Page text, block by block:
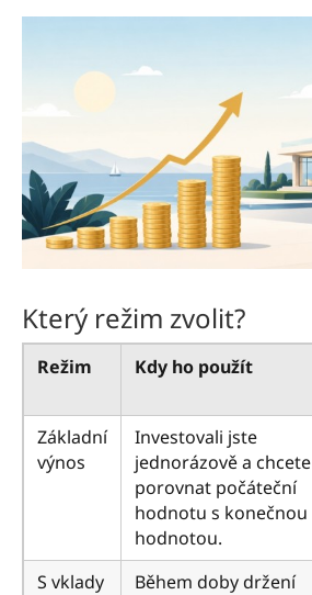
Který režim zvolit?
Režim Kdy ho použít
Základní
výnos
Investovali jste
jednorázově a chcete
porovnat počáteční
hodnotu s konečnou
hodnotou.
S vklady
Během doby držení